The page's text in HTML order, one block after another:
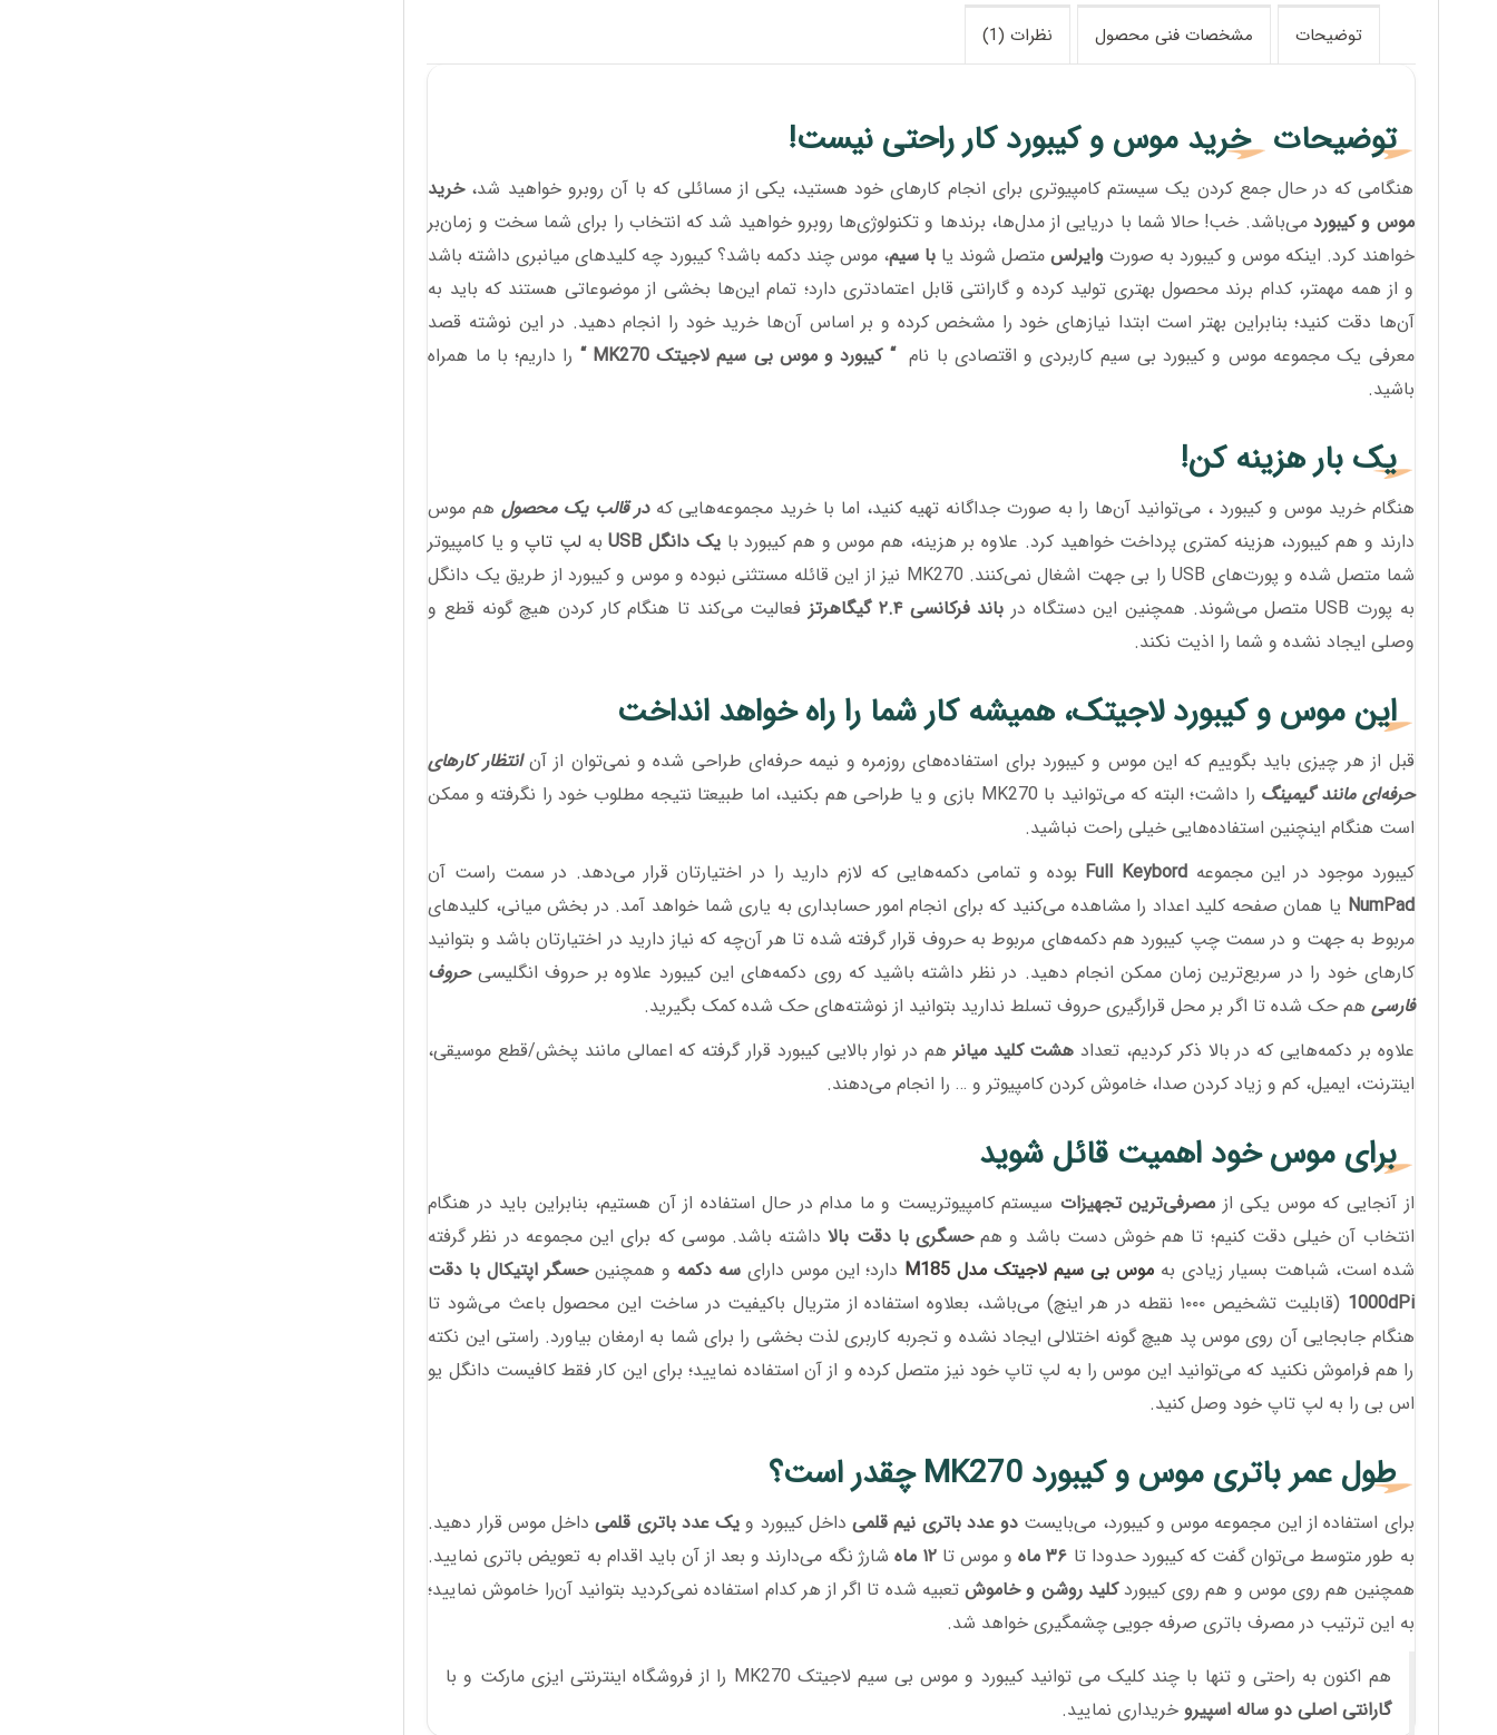
توضیحات مشخصات فنی محصول نظرات (1)
توضیحات خرید موس و کیبورد کار راحتی نیست!
هنگامی که در حال جمع کردن یک سیستم کامپیوتری برای انجام کارهای خود هستید، یکی از مسائلی که با آن روبرو خواهید شد،خرید
موس و کیبورد می‌باشد. خب! حالا شما با دریایی از مدل‌ها، برندها و تکنولوژی‌ها روبرو خواهید شد که انتخاب را برای شما سخت و زمان‌بر
خواهند کرد. اینکه موس و کیبورد به صورت وایرلسمتصل شوند یابا سیم، موس چند دکمه باشد؟ کیبورد چه کلیدهای میانبری داشته باشد
و از همه مهمتر، کدام برند محصول بهتری تولید کرده و گارانتی قابل اعتمادتری دارد؛ تمام این‌ها بخشی از موضوعاتی هستند که باید به
آن‌ها دقت کنید؛ بنابراین بهتر است ابتدا نیازهای خود را مشخص کرده و بر اساس آن‌ها خرید خود را انجام دهید. در این نوشته قصد
معرفی یک مجموعه موس و کیبورد بی سیم کاربردی و اقتصادی با نام“ کیبورد و موس بی سیم لاجیتک MK270 “
را داریم؛ با ما همراه
باشید.
یک بار هزینه کن!
هنگام خرید موس و کیبورد ، می‌توانید آن‌ها را به صورت جداگانه تهیه کنید، اما با خرید مجموعه‌هایی کهدر قالب یک محصولهم موس
دارند و هم کیبورد، هزینه کمتری پرداخت خواهید کرد. علاوه بر هزینه، هم موس و هم کیبورد بایک دانگل USB به لپ تاپو یا کامپیوتر
شما متصل شده و پورت‌های USB را بی جهت اشغال نمی‌کنند. MK270 نیز از این قائله مستثنی نبوده و موس و کیبورد از طریق یک دانگل
به پورت USB متصل می‌شوند. همچنین این دستگاه در
باند فرکانسی ۲.۴ گیگاهرتز
فعالیت می‌کند تا هنگام کار کردن هیچ گونه قطع و
وصلی ایجاد نشده و شما را اذیت نکند.
این موس و کیبورد لاجیتک، همیشه کار شما را راه خواهد انداخت
قبل از هر چیزی باید بگوییم که این موس و کیبورد برای استفاده‌های روزمره و نیمه حرفه‌ای طراحی شده و نمی‌توان از آنانتظار کارهای
حرفه‌ای مانند گیمینگ
را داشت؛ البته که می‌توانید با MK270 بازی و یا طراحی هم بکنید، اما طبیعتا نتیجه مطلوب خود را نگرفته و ممکن
است هنگام اینچنین استفاده‌‌هایی خیلی راحت نباشید.
کیبورد موجود در این مجموعه Full Keybord بوده و تمامی دکمه‌هایی که لازم دارید را در اختیارتان قرار می‌دهد. در سمت راست آن
NumPad یا همان صفحه کلید اعداد را مشاهده می‌کنید که برای انجام امور حسابداری به یاری شما خواهد آمد. در بخش میانی، کلیدهای
مربوط به جهت و در سمت چپ کیبورد هم دکمه‌های مربوط به حروف قرار گرفته شده تا هر آن‌چه که نیاز دارید در اختیارتان باشد و بتوانید
کارهای خود را در سریع‌ترین زمان ممکن انجام دهید. در نظر داشته باشید که روی دکمه‌های این کیبورد علاوه بر حروف انگلیسیحروف
فارسی هم حک شده تا اگر بر محل قرارگیری حروف تسلط ندارید بتوانید از نوشته‌های حک شده کمک بگیرید.
علاوه بر دکمه‌هایی که در بالا ذکر کردیم، تعداد هشت کلید میانر هم در نوار بالایی کیبورد قرار گرفته که اعمالی مانند پخش/قطع موسیقی،
اینترنت، ایمیل، کم و زیاد کردن صدا، خاموش کردن کامپیوتر و … را انجام می‌دهند.
برای موس خود اهمیت قائل شوید
از آنجایی که موس یکی از مصرفی‌ترین تجهیزات سیستم‌ کامپیوتریست و ما مدام در حال استفاده از آن هستیم، بنابراین باید در هنگام
انتخاب آن خیلی دقت کنیم؛ تا هم خوش دست باشد و همحسگری با دقت بالاداشته باشد. موسی که برای این مجموعه در نظر گرفته
شده است، شباهت بسیار زیادی به موس بی سیم لاجیتک مدل M185 دارد؛ این موس دارایسه دکمه و همچنینحسگر اپتیکال با دقت
1000dPi
(قابلیت تشخیص ۱۰۰۰ نقطه در هر اینچ) می‌باشد، بعلاوه استفاده از متریال باکیفیت در ساخت این محصول باعث می‌شود تا
هنگام جابجایی آن روی موس پد هیچ گونه اختلالی ایجاد نشده و تجربه کاربری لذت بخشی را برای شما به ارمغان بیاورد. راستی این نکته
را هم فراموش نکنید که می‌توانید این موس را به لپ تاپ خود نیز متصل کرده و از آن استفاده نمایید؛ برای این کار فقط کافیست دانگل یو
اس بی را به لپ تاپ خود وصل کنید.
طول عمر باتری موس و کیبورد MK270 چقدر است؟
برای استفاده از این مجموعه موس و کیبورد، می‌بایست دو عدد باتری نیم قلمیداخل کیبورد و یک عدد باتری قلمیداخل موس قرار دهید.
به طور متوسط می‌توان گفت که کیبورد حدودا تا ۳۶ ماه و موس تا۱۲ ماه
شارژ نگه می‌دارند و بعد از آن باید اقدام به تعویض باتری نمایید.
همچنین هم روی موس و هم روی کیبوردکلید روشن و خاموشتعبیه شده تا اگر از هر کدام استفاده نمی‌کردید بتوانید آن‌را خاموش نمایید؛
به این ترتیب در مصرف باتری صرفه جویی چشمگیری خواهد شد.
هم اکنون به راحتی و تنها با چند کلیک می توانید کیبورد و موس بی سیم لاجیتک MK270 را از فروشگاه اینترنتی ایزی مارکت و با
گارانتی اصلی دو ساله اسپیرو خریداری نمایید.